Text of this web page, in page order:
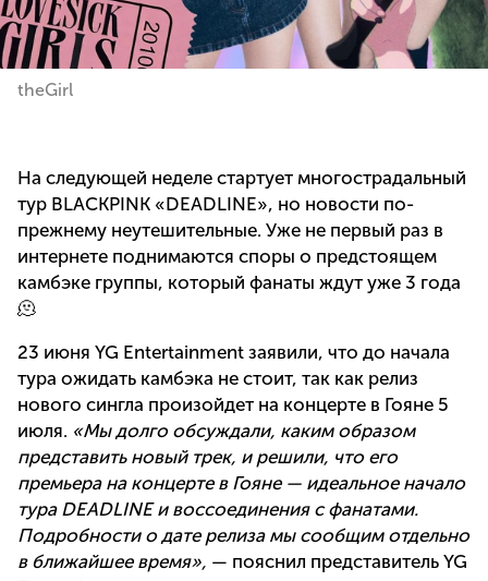
theGirl
На следующей неделе стартует многострадальный
тур BLACKPINK «DEADLINE», но новости по-
прежнему неутешительные. Уже не первый раз в
интернете поднимаются споры о предстоящем
камбэке группы, который фанаты ждут уже 3 года
🫠
23 июня YG Entertainment заявили, что до начала
тура ожидать камбэка не стоит, так как релиз
нового сингла произойдет на концерте в Гояне 5
июля. «Мы долго обсуждали, каким образом
представить новый трек, и решили, что его
премьера на концерте в Гояне — идеальное начало
тура DEADLINE и воссоединения с фанатами.
Подробности о дате релиза мы сообщим отдельно
в ближайшее время», — пояснил представитель YG